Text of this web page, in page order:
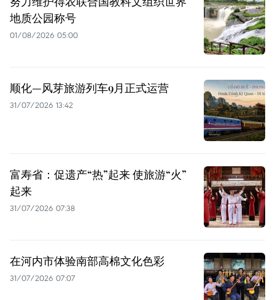
地质公园称号
01/08/2026 05:00
顺化—风芽旅游列车9月正式运营
31/07/2026 13:42
富寿省：促遗产“热”起来 使旅游“火”
起来
31/07/2026 07:38
在河内市体验南部高棉文化色彩
31/07/2026 07:07